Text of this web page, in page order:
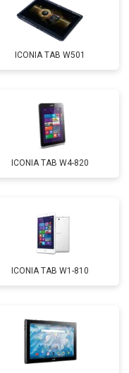
ICONIA TAB W501
ICONIA TAB W4-820
ICONIA TAB W1-810